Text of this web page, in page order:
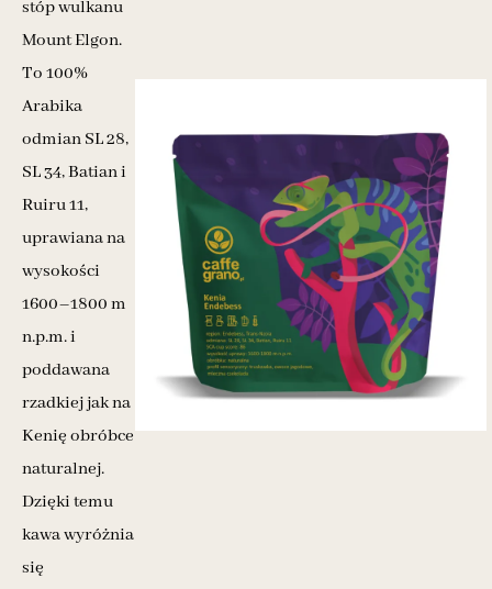
stóp wulkanu
Mount Elgon.
To 100%
Arabika
odmian SL 28,
SL 34, Batian i
Ruiru 11,
uprawiana na
wysokości
1600–1800 m
n.p.m. i
poddawana
rzadkiej jak na
Kenię obróbce
naturalnej.
Dzięki temu
kawa wyróżnia
się